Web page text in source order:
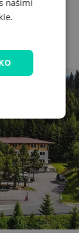
zľavy
našimi